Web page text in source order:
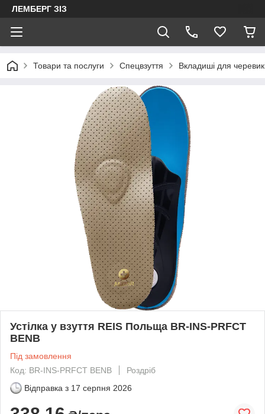
ЛЕМБЕРГ ЗІЗ
Товари та послуги Спецвзуття Вкладиші для
Устілка у взуття REIS Польща BR-INS-PRFCT
BENB
Під замовлення
Код: BR-INS-PRFCT BENB
Роздріб
Відправка з 17 серпня 2026